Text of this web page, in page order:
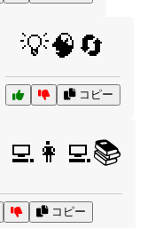
💡🧠🔄
コピー
コピー